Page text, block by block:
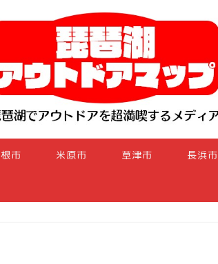
市 米原市 草津市 長浜市